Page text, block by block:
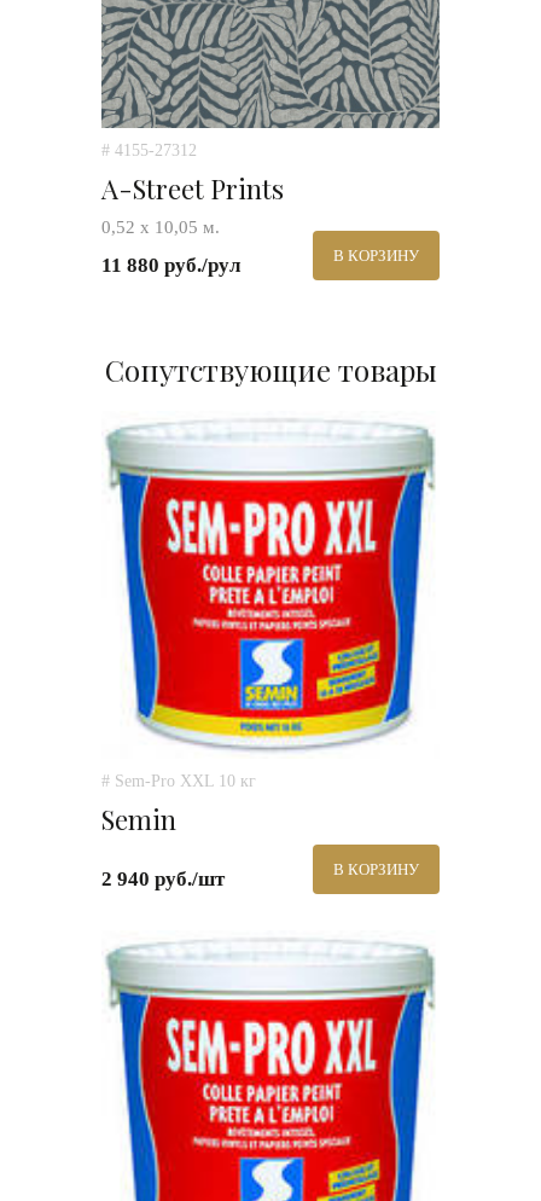
# 4155-27312
A-Street Prints
0,52 х 10,05 м.
11 880 руб./рул В КОРЗИНУ
Сопутствующие товары
# Sem-Pro XXL 10 кг
Semin
2 940 руб./шт В КОРЗИНУ